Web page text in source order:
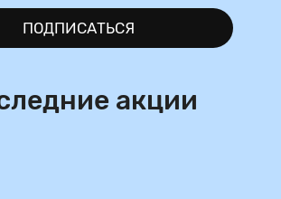
ПОДПИСАТЬСЯ
акции